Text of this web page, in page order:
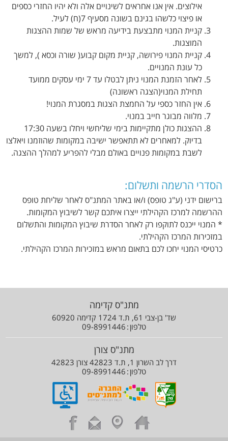
אילוצים. אין אנו אחראים לשינויים אלה ולא יהיו החזרי כספים
או פיצוי כלשהו בגינם בשונה מסעיף 7(ח) לעיל.
קניית המנוי מתבצעת בידיעה מראש של שמות ההצגות
המוצגות.
קניית המנוי פירושה, קניית מקום קבוע( שורה וכסא ), למשך
כל עונת המנויים.
לאחר הזמנת המנוי ניתן לבטלו עד 7 ימי עסקים ממועד
תחילת המנוי(הצגה ראשונה)
אין החזר כספי על החמצת הצגות במסגרת המנוי!
מלווה מבוגר חייב במנוי.
ההצגות כולן מתקיימות בימי שליחשי ויחלו בשעה 17:30
בדיוק. למאחרים לא תתאפשר ישיבה במקומות שהוזמנו ויאלצו
לשבת במקומות פנויים באולם מבלי להפריע למהלך ההצגה.
הסדרי הרשמה ותשלום:
ברישום ידני (ע"ג טופס) ו/או באתר המתנ"ס לאחר שליחת טופס
ההרשמה למרכז הקהילתי ייצרו איתכם קשר לשיבוץ המקומות.
* המנוי ייכנס לתוקפו רק לאחר הסדרת שיבוץ המקומות והתשלום
במזכירות המרכז הקהילתי.
כרטיסי המנוי יחכו לכם בתאום מראש במזכירות המרכז הקהילתי.
מתנ"ס קדימה
שד' בן-צבי 61, ת.ד 1724 קדימה 60920
טלפון 09-8991446
מתנ"ס צורן
דרך לב השרון 1, ת.ד 42823 צורן 42823
טלפון 09-8991446